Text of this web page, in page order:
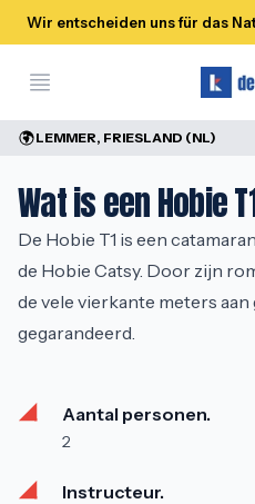
Wir entscheiden uns für das
LEMMER, FRIESLAND (NL)
Wat is een Hobie
De Hobie T1 is een
de Hobie Catsy. Door zijn
de vele vierkante meters
gegarandeerd.
Aantal personen.
2
Instructeur.